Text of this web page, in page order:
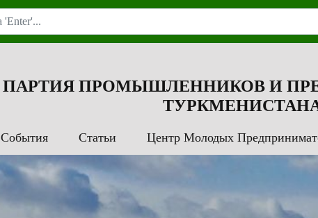
ПАРТИЯ ПРОМЫШЛЕННИКОВ И
События Статьи Центр Молодых